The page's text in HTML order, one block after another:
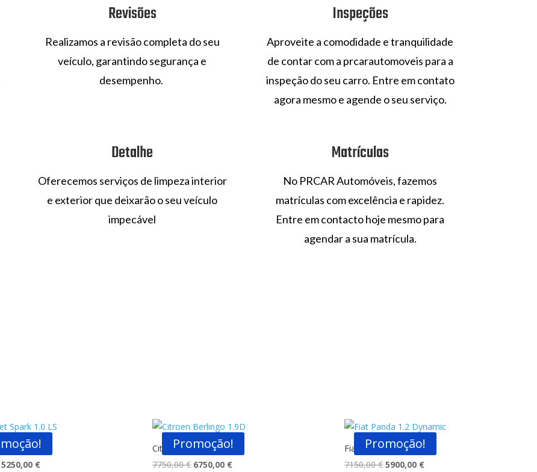
Revisões
Realizamos a revisão completa do seu
veículo, garantindo segurança e
desempenho.
Inspeções
Aproveite a comodidade e tranquilidade
de contar com a prcarautomoveis para a
inspeção do seu carro. Entre em contato
agora mesmo e agende o seu serviço.
Detalhe
Oferecemos serviços de limpeza interior
e exterior que deixarão o seu veículo
impecável
Matrículas
No PRCAR Automóveis, fazemos
matrículas com excelência e rapidez.
Entre em contacto hoje mesmo para
agendar a sua matrícula.
1.0 LS
O
5250,00 €O
Promoção!
Citroen Berlingo 1.9D
7750,00€ O
6750,00 €O
Promoção!
Fiat Panda 1.2 Dynamic
7150,00€O
5900,00 €O